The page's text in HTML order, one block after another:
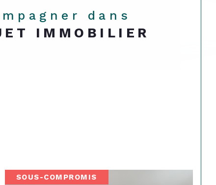
dans
IMMOBILIER
SOUS-COMPROMIS